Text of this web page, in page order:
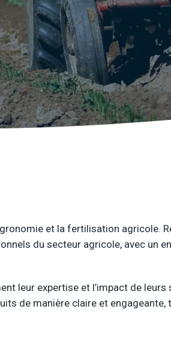
pour
Rédaction
répondre
et la fertilisation agricole.
du secteur agricole, avec un
leur expertise et l’impact de
de manière claire et